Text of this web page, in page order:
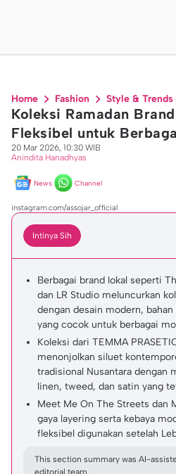
Home Fashion Style & Trends
Koleksi Ramadan
Fleksibel untuk
20 Mar 2026, 10:30 WIB
Anindita Hanadhyas
News Channel
instagram.com/assojar_official
Intinya Sih
Berbagai brand lokal seperti
dan LR Studio meluncurkan
dengan desain modern,
yang cocok untuk berbagai
Koleksi dari TEMMA
menonjolkan siluet
tradisional Nusantara dengan
linen, tweed, dan satin yang
Meet Me On The Streets dan
gaya layering serta kebaya
fleksibel digunakan setelah
This section summary was AI-
editorial team.